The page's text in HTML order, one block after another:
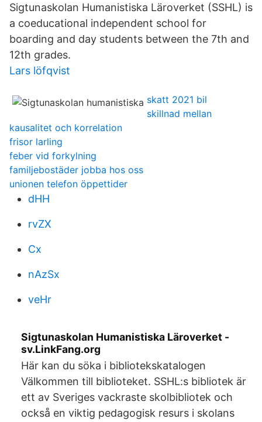
Sigtunaskolan Humanistiska Läroverket (SSHL) is
a coeducational independent school for
boarding and day students between the 7th and
12th grades.
Lars löfqvist
skatt 2021 bil
skillnad mellan
kausalitet och korrelation
frisor larling
feber vid forkylning
familjebostäder jobba hos oss
unionen telefon öppettider
dHH
rvZX
Cx
nAzSx
veHr
Sigtunaskolan Humanistiska Läroverket -
sv.LinkFang.org
Här kan du söka i bibliotekskatalogen
Välkommen till biblioteket. SSHL:s bibliotek är
ett av Sveriges vackraste skolbibliotek och
också en viktig pedagogisk resurs i skolans